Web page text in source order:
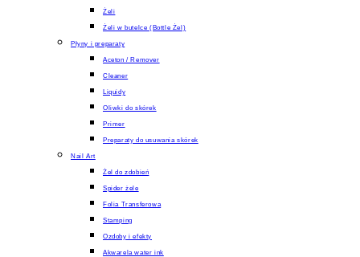
Żeli
Żeli w butelce (Bottle Żel)
Płyny i preparaty
Aceton / Remover
Cleaner
Liquidy
Oliwki do skórek
Primer
Preparaty do usuwania skórek
Nail Art
Żel do zdobień
Spider żele
Folia Transferowa
Stamping
Ozdoby i efekty
Akwarela water ink